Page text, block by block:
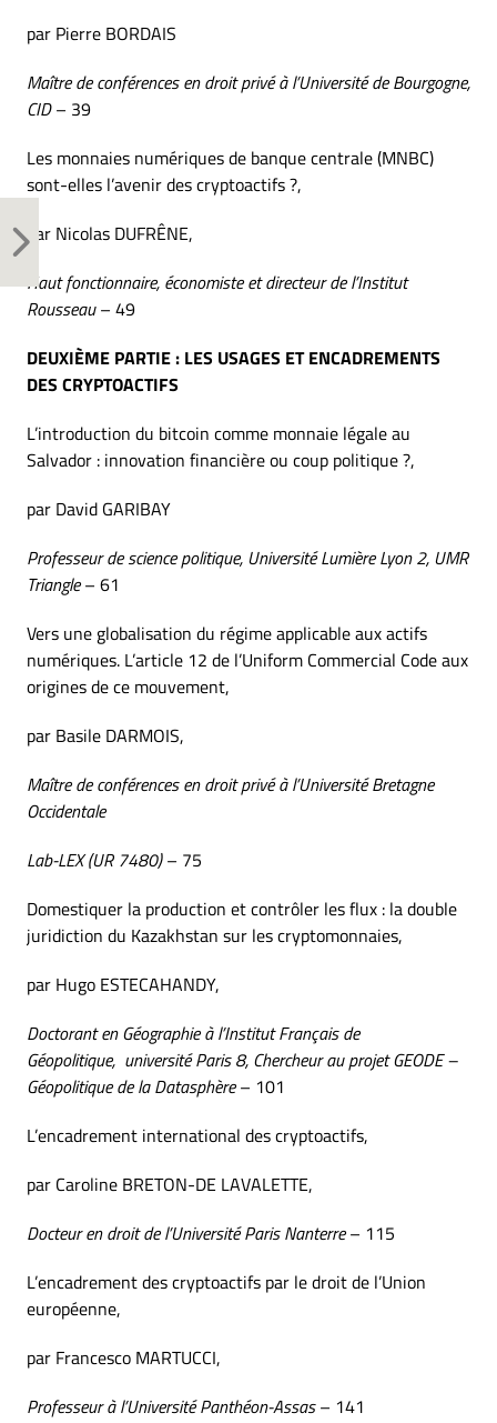
par Pierre BORDAIS
Maître de conférences en droit privé à l’Université de Bourgogne,
CID– 39
Les monnaies numériques de banque centrale (MNBC)
sont-elles l’avenir des cryptoactifs ?,
par Nicolas DUFRÊNE,
Haut fonctionnaire, économiste et directeur de l’Institut
Rousseau– 49
DEUXIÈME PARTIE : LES USAGES ET ENCADREMENTS
DES CRYPTOACTIFS
L’introduction du bitcoin comme monnaie légale au
Salvador : innovation financière ou coup politique ?,
par David GARIBAY
Professeur de science politique, Université Lumière Lyon 2, UMR
Triangle– 61
Vers une globalisation du régime applicable aux actifs
numériques. L’article 12 de l’Uniform Commercial Code aux
origines de ce mouvement,
par Basile DARMOIS,
Maître de conférences en droit privé à l’Université Bretagne
Occidentale
Lab-LEX (UR 7480)– 75
Domestiquer la production et contrôler les flux : la double
juridiction du Kazakhstan sur les cryptomonnaies,
par Hugo ESTECAHANDY,
Doctorant en Géographie à l’Institut Français de
Géopolitique, université Paris 8, Chercheur au projet GEODE –
Géopolitique de la Datasphère– 101
L’encadrement international des cryptoactifs,
par Caroline BRETON-DE LAVALETTE,
Docteur en droit de l’Université Paris Nanterre– 115
L’encadrement des cryptoactifs par le droit de l’Union
européenne,
par Francesco MARTUCCI,
Professeur à l’Université Panthéon-Assas– 141